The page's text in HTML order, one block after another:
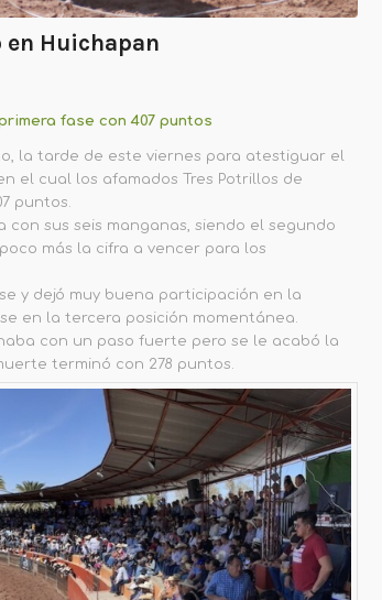
Huichapan
fase con 407 puntos
la tarde de este viernes para atestiguar el
el cual los afamados Tres Potrillos de
puntos.
sus seis manganas, siendo el segundo
más la cifra a vencer para los
y dejó muy buena participación en la
en la tercera posición momentánea.
con un paso fuerte pero se le acabó la
terminó con 278 puntos.